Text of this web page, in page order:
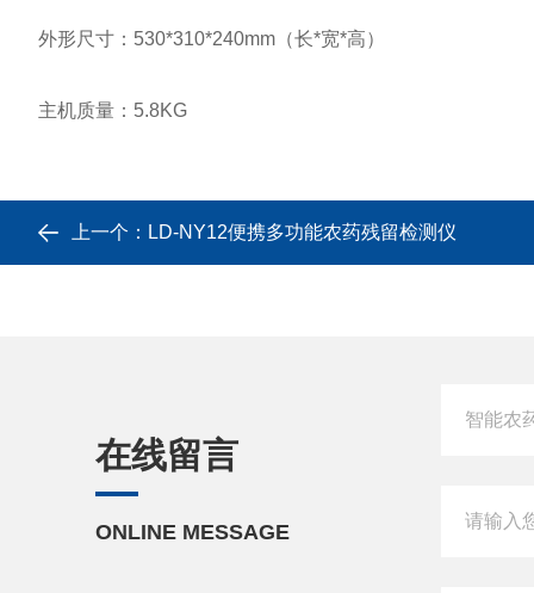
外形尺寸：530*310*240mm（长*宽*高）
主机质量：5.8KG
上一个： LD-NY12便携多功能农药残留检测仪
在线留言
ONLINE MESSAGE